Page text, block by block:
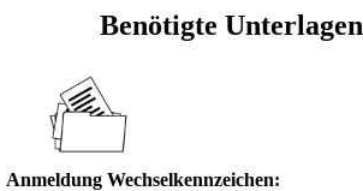
Benötigte Unterlagen
Anmeldung Wechselkennzeichen: